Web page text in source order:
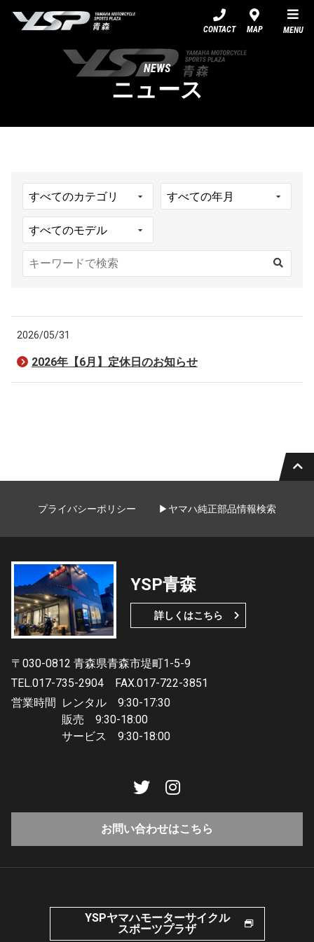
CONTACT MAP MENU
NEWS
ニュース
2026/05/31
2026年【6月】定休日のお知らせ
プライバシーポリシー ▶ヤマハ純正部品情報検索
YSP青森
詳しくはこちら
〒030-0812 青森県青森市堤町1-5-9
TEL.017-735-2904
FAX.017-722-3851
営業時間 レンタル 9:30-17:30
販売 9:30-18:00
サービス 9:30-18:00
お問い合わせはこちら
YSPヤマハモーターサイクル
スポーツプラザ